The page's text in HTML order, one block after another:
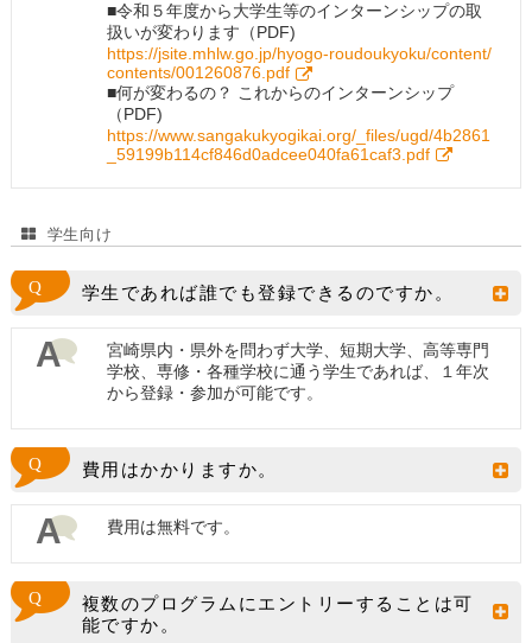
■令和５年度から大学生等のインターンシップの取
扱いが変わります（PDF)
https://jsite.mhlw.go.jp/hyogo-roudoukyoku/content/
contents/001260876.pdf
■何が変わるの？ これからのインターンシップ
（PDF)
https://www.sangakukyogikai.org/_files/ugd/4b2861
_59199b114cf846d0adcee040fa61caf3.pdf
学生向け
学生であれば誰でも登録できるのですか。
宮崎県内・県外を問わず大学、短期大学、高等専門
学校、専修・各種学校に通う学生であれば、１年次
から登録・参加が可能です。
費用はかかりますか。
費用は無料です。
複数のプログラムにエントリーすることは可
能ですか。